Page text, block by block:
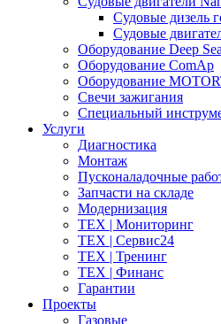
Судовые дизель
Судовые
Оборудование Deep Sea
Оборудование ComAp
Оборудование
Свечи зажигания
Специальный
Услуги
Диагностика
Монтаж
Пусконаладочные
Запчасти на складе
Модернизация
ТЕХ | Мониторинг
ТЕХ | Сервис24
ТЕХ | Тренинг
ТЕХ | Финанс
Гарантии
Проекты
Газовые